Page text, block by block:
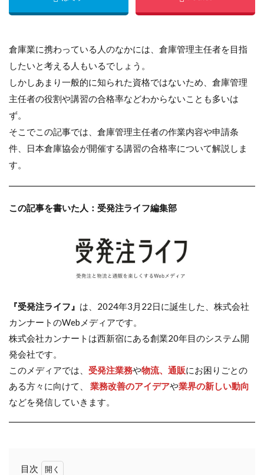
倉庫業に携わっている人のなかには、倉庫管理主任者を目指
したいと考える人もいるでしょう。
しかしあまり一般的に知られた資格ではないため、倉庫管理
主任者の役割や講習の合格率などわからないことも多いは
ず。
そこでこの記事では、倉庫管理主任者の作業内容や申請条
件、日本倉庫協会が開催する講習の合格率について解説しま
す。
この記事を書いた人：受発注ライフ編集部
『受発注ライフ』 は、2024年3月22日に誕生した、株式会社
カンナートのWebメディアです。
株式会社カンナートは西新宿にある創業20年目のシステム開
発会社です。
このメディアでは、 受発注業務や物流、通販にお困りごとの
ある方々に向けて、 業務改善のアイデアや業界の新しい動向
などを発信していきます。
目次